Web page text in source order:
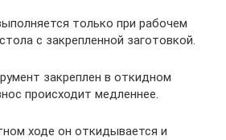
только при рабочем
с закрепленной заготовкой.
закреплен в откидном
происходит медленнее.
ходе он откидывается и